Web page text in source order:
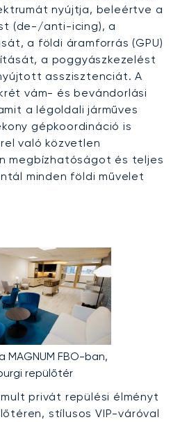
nyújtja, beleértve a
(de-/anti-icing), a
a földi áramforrás (GPU)
a poggyászkezelést
asszisztenciát. A
vám- és bevándorlási
a légoldali járműves
gépkoordináció is
való közvetlen
megbízhatóságot és teljes
minden földi művelet
MAGNUM FBO-ban,
repülőtér
privát repülési élményt
stílusos VIP-váróval